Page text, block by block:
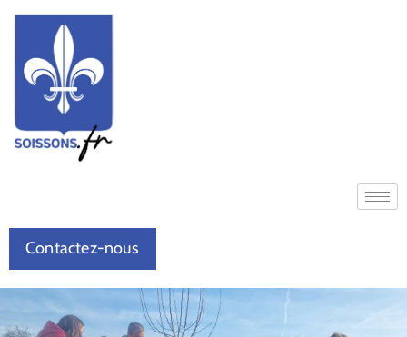
Contactez-nous